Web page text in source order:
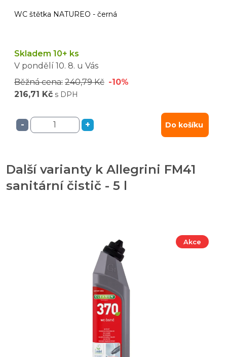
WC štětka NATUREO - černá
Skladem 10+ ks
V pondělí 10. 8. u Vás
Běžná cena: 240,79 Kč -10%
216,71 Kč s DPH
- + Do košíku
Další varianty k Allegrini FM41
sanitární čistič - 5 l
Akce